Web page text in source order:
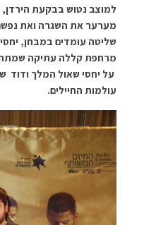
למוצב נטוש בבקעת הירדן,
מערער את השגרה ואת
שליטה עומדים במבחן,
מרחפת קללה עתיקה
על יחסי שאול המלך ודוד
עולמות החיילים.